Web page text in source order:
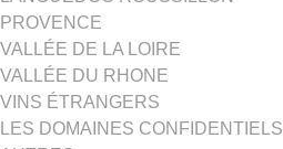
PROVENCE
VALLÉE DE LA LOIRE
VALLÉE DU RHONE
VINS ÉTRANGERS
LES DOMAINES CONFIDENTIELS